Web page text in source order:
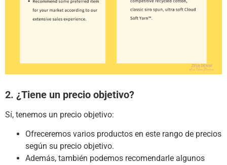
2. ¿Tiene un precio objetivo?
Sí, tenemos un precio objetivo:
Ofreceremos varios productos en este rango de precios
según su precio objetivo.
Además, también podemos recomendarle algunos